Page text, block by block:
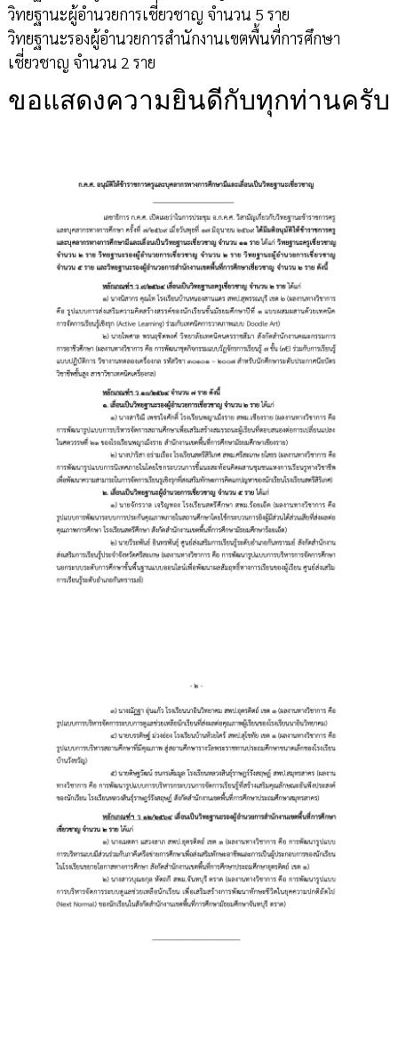
วิทยฐานะผู้อำนวยการเชี่ยวชาญ จำนวน 5 ราย
วิทยฐานะรองผู้อำนวยการสำนักงานเขตพื้นที่การศึกษา
เชี่ยวชาญ จำนวน 2 ราย
ขอแสดงความยินดีกับทุกท่านครับ